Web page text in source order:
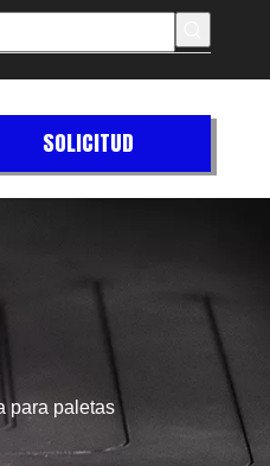
SOLICITUD
DE
para paletas